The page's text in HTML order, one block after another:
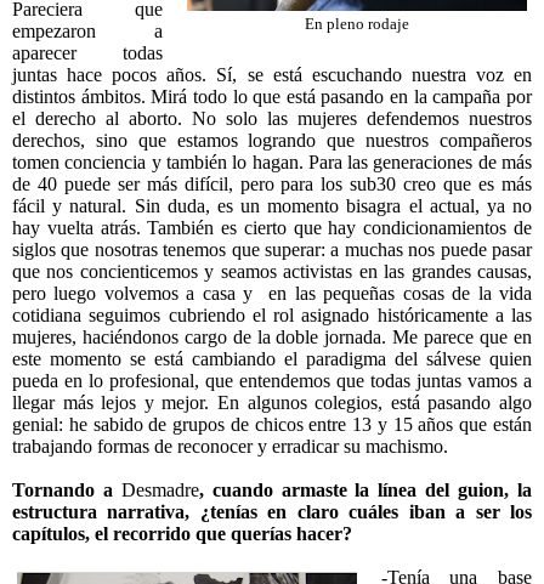
En pleno rodaje
Pareciera que
empezaron a
aparecer todas
juntas hace pocos años. Sí, se está escuchando nuestra voz en
distintos ámbitos. Mirá todo lo que está pasando en la campaña por
el derecho al aborto. No solo las mujeres defendemos nuestros
derechos, sino que estamos logrando que nuestros compañeros
tomen conciencia y también lo hagan. Para las generaciones de más
de 40 puede ser más difícil, pero para los sub30 creo que es más
fácil y natural. Sin duda, es un momento bisagra el actual, ya no
hay vuelta atrás. También es cierto que hay condicionamientos de
siglos que nosotras tenemos que superar: a muchas nos puede pasar
que nos concienticemos y seamos activistas en las grandes causas,
pero luego volvemos a casa y
en las pequeñas cosas de la vida
cotidiana seguimos cubriendo el rol asignado históricamente a las
mujeres, haciéndonos cargo de la doble jornada. Me parece que en
este momento se está cambiando el paradigma del sálvese quien
pueda en lo profesional, que entendemos que todas juntas vamos a
llegar más lejos y mejor. En algunos colegios, está pasando algo
genial: he sabido de grupos de chicos entre 13 y 15 años que están
trabajando formas de reconocer y erradicar su machismo.
Tornando a Desmadre, cuando armaste la línea del guion, la
estructura narrativa, ¿tenías en claro cuáles iban a ser los
capítulos, el recorrido que querías hacer?
-Tenía una base